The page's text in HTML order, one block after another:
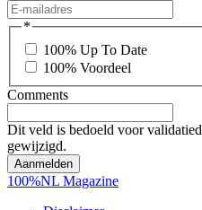
*
100% Up To Date
100% Voordeel
Comments
Dit veld is bedoeld voor
gewijzigd.
100%NL Magazine